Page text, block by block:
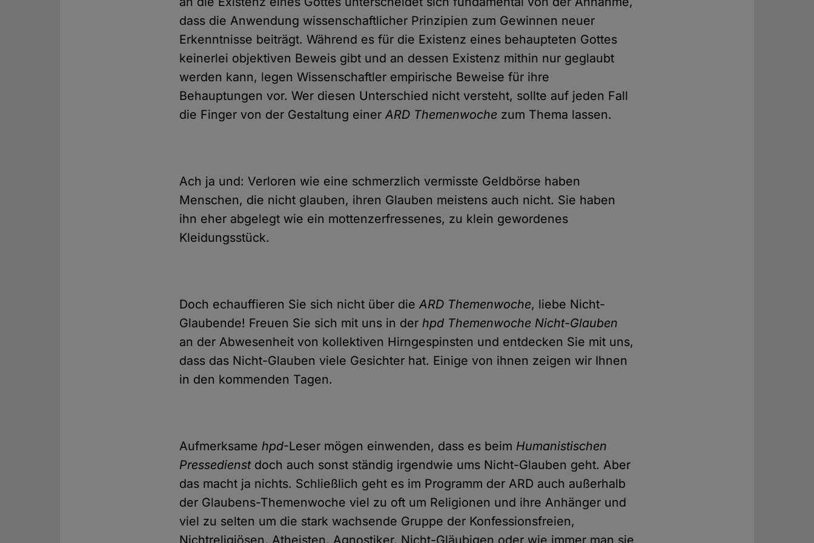
dass die Anwendung wissenschaftlicher Prinzipien zum Gewinnen neuer
Erkenntnisse beiträgt. Während es für die Existenz eines behaupteten Gottes
keinerlei objektiven Beweis gibt und an dessen Existenz mithin nur geglaubt
werden kann, legen Wissenschaftler empirische Beweise für ihre
Behauptungen vor. Wer diesen Unterschied nicht versteht, sollte auf jeden Fall
die Finger von der Gestaltung einerARD Themenwoche zum Thema lassen.
Ach ja und: Verloren wie eine schmerzlich vermisste Geldbörse haben
Menschen, die nicht glauben, ihren Glauben meistens auch nicht. Sie haben
ihn eher abgelegt wie ein mottenzerfressenes, zu klein gewordenes
Kleidungsstück.
Doch echauffieren Sie sich nicht über dieARD Themenwoche, liebe Nicht-
Glaubende! Freuen Sie sich mit uns in der hpd Themenwoche Nicht-Glauben
an der Abwesenheit von kollektiven Hirngespinsten und entdecken Sie mit uns,
dass das Nicht-Glauben viele Gesichter hat. Einige von ihnen zeigen wir Ihnen
in den kommenden Tagen.
Aufmerksame hpd-Leser mögen einwenden, dass es beim Humanistischen
Pressedienstdoch auch sonst ständig irgendwie ums Nicht-Glauben geht. Aber
das macht ja nichts. Schließlich geht es im Programm der ARD auch außerhalb
der Glaubens-Themenwoche viel zu oft um Religionen und ihre Anhänger und
viel zu selten um die stark wachsende Gruppe der Konfessionsfreien,
Nichtreligiösen, Atheisten, Agnostiker, Nicht-Gläubigen oder wie immer man sie